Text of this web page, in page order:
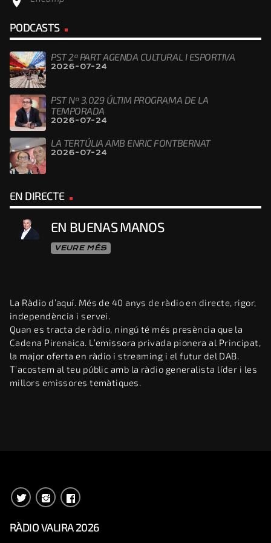
PODCASTS
PST 2ª PART AGENDA CULTURAL I ESPORTIVA
2026-07-24
PST Nº 3.029 ÚLTIM PROGRAMA DE LA
TEMPORADA
2026-07-24
LA TERTÚLIA AMB ENRIC FONTBERNAT
2026-07-24
EN DIRECTE
EN BUENAS MANOS
VEURE MÉS
La Ràdio d’aquí. Més de 40 anys de ràdio en directe, rigor,
independència i servei.
Quan es tracta de ràdio, ningú té més presència que la
Cadena Pirenaica. L’emissora privada pionera al Principat,
la major oferta en ràdio i streaming i el futur del DAB.
T’acostem al teu públic amb la ràdio generalista líder i les
millors emissores temàtiques.
RÀDIO VALIRA 2026